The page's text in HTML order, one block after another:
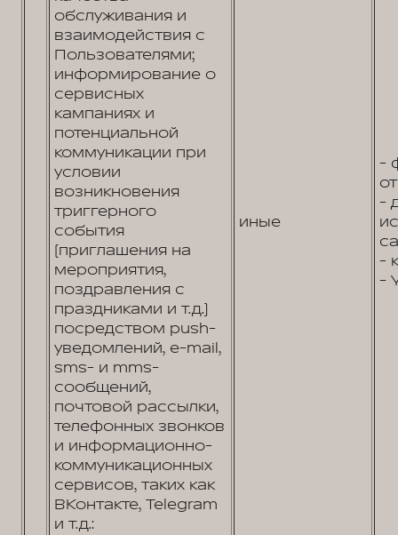
обслуживания и
взаимодействия с
Пользователями;
информирование о
сервисных
кампаниях и
потенциальной
коммуникации при
условии
возникновения
триггерного
события
(приглашения на
мероприятия,
поздравления с
праздниками и т.д.)
посредством push-
уведомлений, e-mail,
sms- и mms-
сообщений,
почтовой рассылки,
телефонных звонков
и информационно-
коммуникационных
сервисов, таких как
ВКонтакте, Telegram
и т.д.:
иные
-
-
-
-